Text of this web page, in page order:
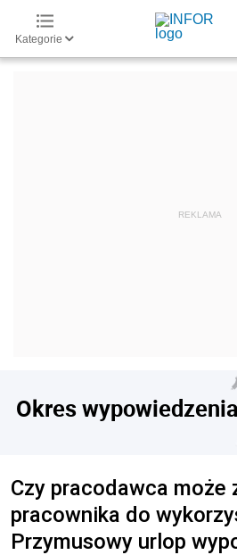
Kategorie
Okres wypowiedzenia
Czy pracodawca może
pracownika do
Przymusowy urlop